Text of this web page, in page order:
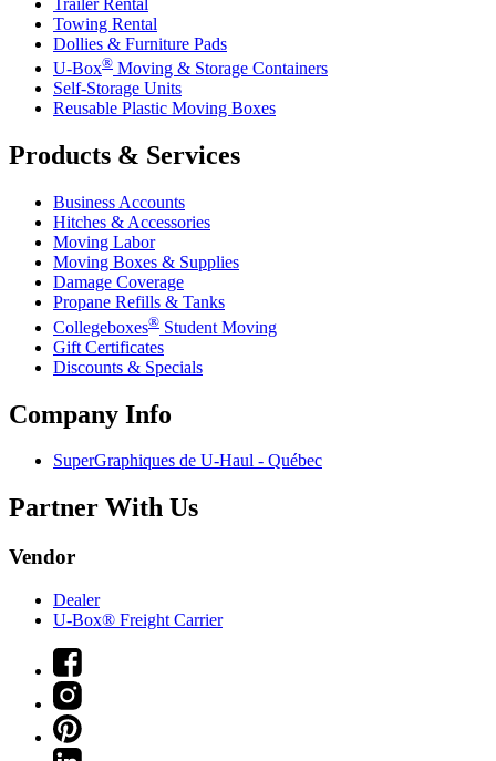
Trailer Rental
Towing Rental
Dollies & Furniture Pads
U-Box® Moving & Storage Containers
Self-Storage Units
Reusable Plastic Moving Boxes
Products & Services
Business Accounts
Hitches & Accessories
Moving Labor
Moving Boxes & Supplies
Damage Coverage
Propane Refills & Tanks
Collegeboxes® Student Moving
Gift Certificates
Discounts & Specials
Company Info
SuperGraphiques de U-Haul - Québec
Partner With Us
Vendor
Dealer
U-Box® Freight Carrier